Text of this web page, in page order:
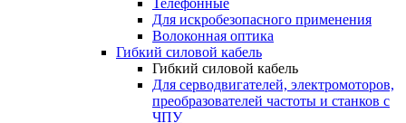
Телефонные
Для искробезопасного применения
Волоконная оптика
Гибкий силовой кабель
Гибкий силовой кабель
Для серводвигателей, электромоторов,
преобразователей частоты и станков с
ЧПУ